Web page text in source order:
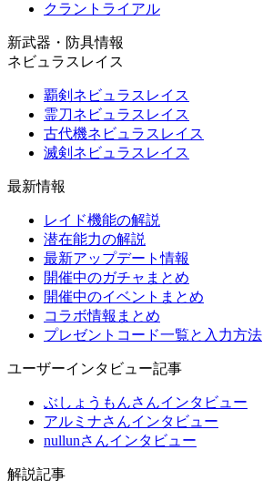
クラントライアル
新武器・防具情報
ネビュラスレイス
覇剣ネビュラスレイス
霊刀ネビュラスレイス
古代機ネビュラスレイス
滅剣ネビュラスレイス
最新情報
レイド機能の解説
潜在能力の解説
最新アップデート情報
開催中のガチャまとめ
開催中のイベントまとめ
コラボ情報まとめ
プレゼントコード一覧と入力方法
ユーザーインタビュー記事
ぶしょうもんさんインタビュー
アルミナさんインタビュー
nullunさんインタビュー
解説記事